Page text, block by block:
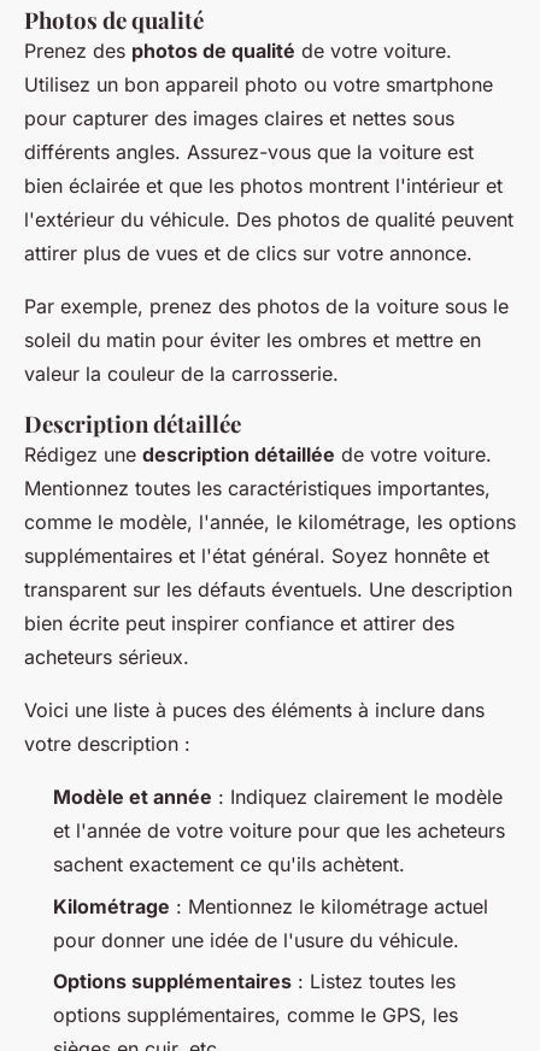
Photos de qualité
Prenez des photos de qualité de votre voiture.
Utilisez un bon appareil photo ou votre smartphone
pour capturer des images claires et nettes sous
différents angles. Assurez-vous que la voiture est
bien éclairée et que les photos montrent l'intérieur et
l'extérieur du véhicule. Des photos de qualité peuvent
attirer plus de vues et de clics sur votre annonce.
Par exemple, prenez des photos de la voiture sous le
soleil du matin pour éviter les ombres et mettre en
valeur la couleur de la carrosserie.
Description détaillée
Rédigez une description détaillée de votre voiture.
Mentionnez toutes les caractéristiques importantes,
comme le modèle, l'année, le kilométrage, les options
supplémentaires et l'état général. Soyez honnête et
transparent sur les défauts éventuels. Une description
bien écrite peut inspirer confiance et attirer des
acheteurs sérieux.
Voici une liste à puces des éléments à inclure dans
votre description :
Modèle et année : Indiquez clairement le modèle
et l'année de votre voiture pour que les acheteurs
sachent exactement ce qu'ils achètent.
Kilométrage : Mentionnez le kilométrage actuel
pour donner une idée de l'usure du véhicule.
Options supplémentaires : Listez toutes les
options supplémentaires, comme le GPS, les